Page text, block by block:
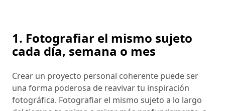
1. Fotografiar el mismo sujeto
cada día, semana o mes
Crear un proyecto personal coherente puede ser
una forma poderosa de reavivar tu inspiración
fotográfica. Fotografiar el mismo sujeto a lo largo